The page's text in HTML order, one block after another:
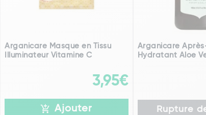
Arganicare Masque en Tissu
Illuminateur Vitamine C
3,95€
Ajouter
Arganicare
Hydratant Aloe
Rupture